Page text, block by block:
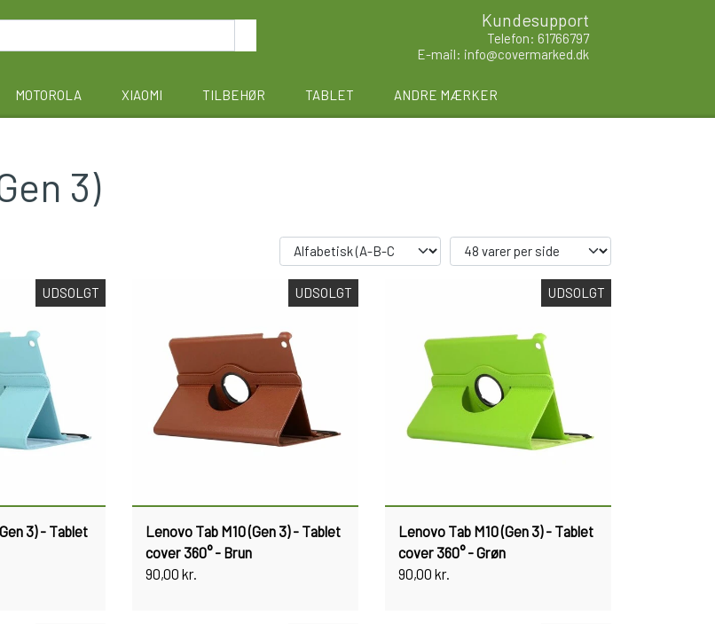
Kundesupport
Telefon: 61766797
E-mail: info@covermarked.dk
MOTOROLA XIAOMI TILBEHØR TABLET ANDRE MÆRKER
3)
UDSOLGT
3) - Tablet
UDSOLGT
Lenovo Tab M10 (Gen 3) - Tablet
cover 360° - Brun
90,00 kr.
UDSOLGT
Lenovo Tab M10 (Gen 3) - Tablet
cover 360° - Grøn
90,00 kr.